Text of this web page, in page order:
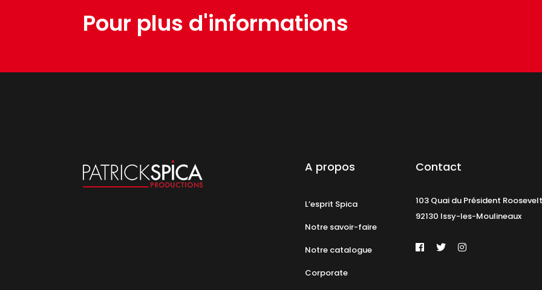
Pour plus d'informations
A propos
L’esprit Spica
Notre savoir-faire
Notre catalogue
Corporate
Contact
103 Quai du Président Roosevelt
92130 Issy-les-Moulineaux